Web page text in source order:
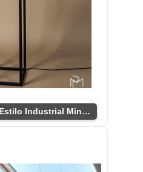
Lámpara de Pie al Estilo Industrial Minimalista